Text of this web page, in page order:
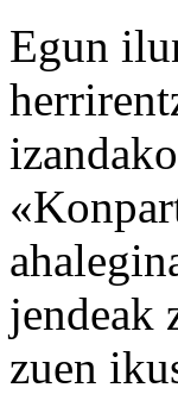
Egun
jendeak
zuen